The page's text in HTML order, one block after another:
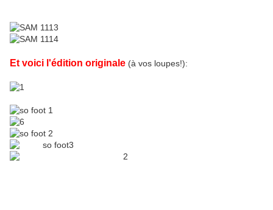
Et voici l'édition originale (à vos loupes!):